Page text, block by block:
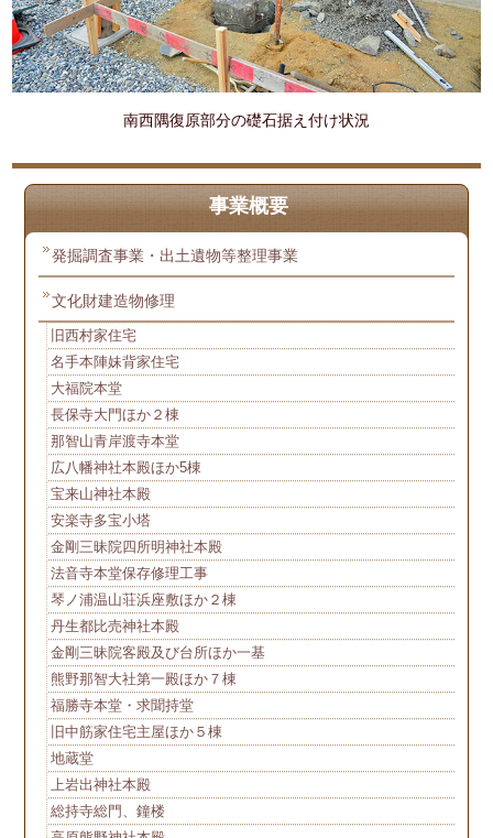
南西隅復原部分の礎石据え付け状況
事業概要
発掘調査事業・出土遺物等整理事業
文化財建造物修理
旧西村家住宅
名手本陣妹背家住宅
大福院本堂
長保寺大門ほか２棟
那智山青岸渡寺本堂
広八幡神社本殿ほか5棟
宝来山神社本殿
安楽寺多宝小塔
金剛三昧院四所明神社本殿
法音寺本堂保存修理工事
琴ノ浦温山荘浜座敷ほか２棟
丹生都比売神社本殿
金剛三昧院客殿及び台所ほか一基
熊野那智大社第一殿ほか７棟
福勝寺本堂・求聞持堂
旧中筋家住宅主屋ほか５棟
地蔵堂
上岩出神社本殿
総持寺総門、鐘楼